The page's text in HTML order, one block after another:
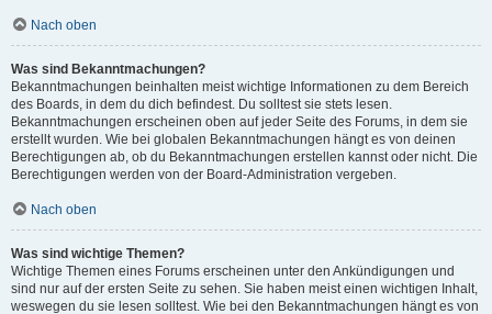
Nach oben
Was sind Bekanntmachungen?
Bekanntmachungen beinhalten meist wichtige Informationen zu dem Bereich
des Boards, in dem du dich befindest. Du solltest sie stets lesen.
Bekanntmachungen erscheinen oben auf jeder Seite des Forums, in dem sie
erstellt wurden. Wie bei globalen Bekanntmachungen hängt es von deinen
Berechtigungen ab, ob du Bekanntmachungen erstellen kannst oder nicht. Die
Berechtigungen werden von der Board-Administration vergeben.
Nach oben
Was sind wichtige Themen?
Wichtige Themen eines Forums erscheinen unter den Ankündigungen und
sind nur auf der ersten Seite zu sehen. Sie haben meist einen wichtigen Inhalt,
weswegen du sie lesen solltest. Wie bei den Bekanntmachungen hängt es von